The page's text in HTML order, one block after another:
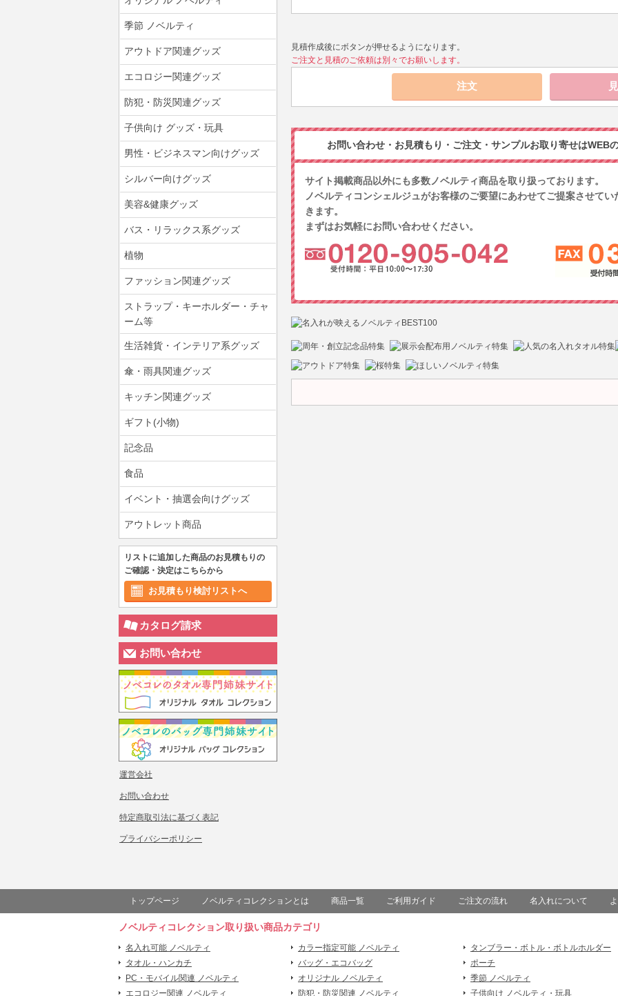
季節 ノベルティ
アウトドア関連グッズ
エコロジー関連グッズ
防犯・防災関連グッズ
子供向け グッズ・玩具
男性・ビジネスマン向けグッズ
シルバー向けグッズ
美容&健康グッズ
バス・リラックス系グッズ
植物
ファッション関連グッズ
ストラップ・キーホルダー・チャ
ーム等
生活雑貨・インテリア系グッズ
傘・雨具関連グッズ
キッチン関連グッズ
ギフト(小物)
記念品
食品
イベント・抽選会向けグッズ
アウトレット商品
リストに追加した商品のお見積もりの
ご確認・決定はこちらから
お見積もり検討リストへ
カタログ請求
お問い合わせ
運営会社
お問い合わせ
特定商取引法に基づく表記
プライバシーポリシー
見積作成後にボタンが押せるようになります。
ご注文と見積のご依頼は別々でお願いします。
お問い合わせ・お見積もり・ご注文・サンプルお取り寄せはWEB
サイト掲載商品以外にも多数ノベルティ商品を取り扱っております。
ノベルティコンシェルジュがお客様のご要望にあわせてご提案させてい
きます。
まずはお気軽にお問い合わせください。
トップページ ノベルティコレクションとは 商品一覧 ご利用ガイド ご注文の流れ 名入れについて
ノベルティコレクション取り扱い商品カテゴリ
名入れ可能 ノベルティ カラー指定可能 ノベルティ タンブラー・ボトル・ボトルホルダー
タオル・ハンカチ
バッグ・エコバッグ ポーチ
PC・モバイル関連 ノベルティ
オリジナル ノベルティ 季節 ノベルティ
エコロジー関連 ノベルティ
防犯・防災関連 ノベルティ 子供向け ノベルティ・玩具